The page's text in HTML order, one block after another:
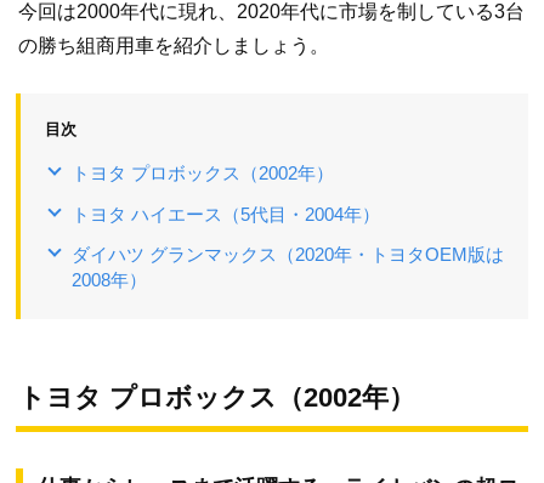
今回は2000年代に現れ、2020年代に市場を制している3台
の勝ち組商用車を紹介しましょう。
目次
トヨタ プロボックス（2002年）
トヨタ ハイエース（5代目・2004年）
ダイハツ グランマックス（2020年・トヨタOEM版は
2008年）
トヨタ プロボックス（2002年）